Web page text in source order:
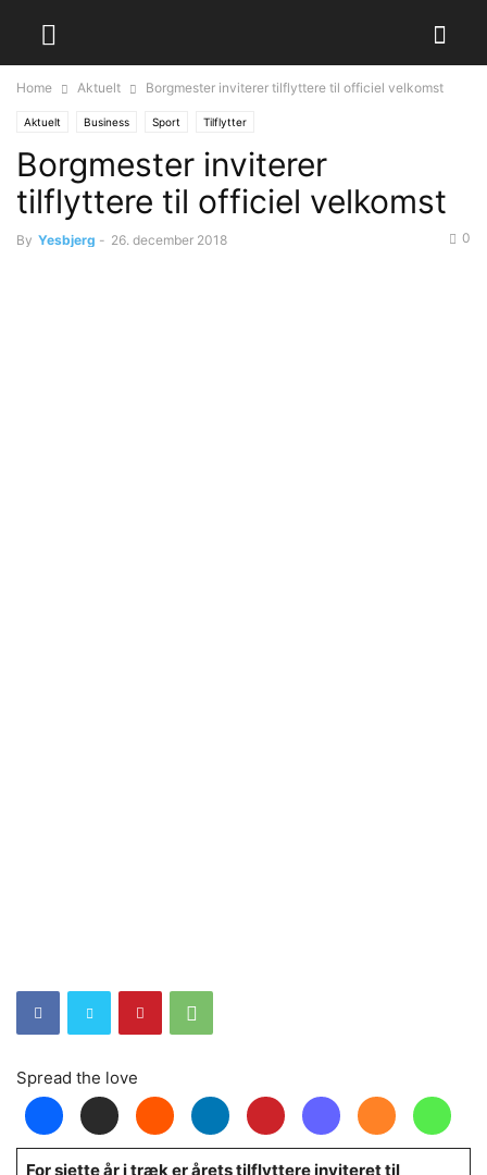
Home Aktuelt Borgmester inviterer tilflyttere til officiel velkomst
Aktuelt Business Sport Tilflytter
Borgmester inviterer
tilflyttere til officiel velkomst
By Yesbjerg - 26. december 2018 0
Spread the love
For sjette år i træk er årets tilflyttere inviteret til